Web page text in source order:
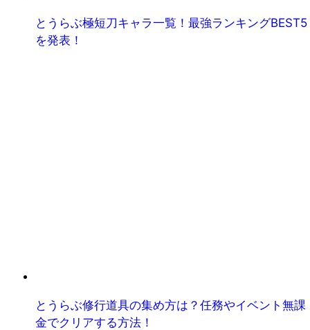
とうらぶ極短刀キャラ一覧！最強ランキングBEST5
を発表！
とうらぶ修行道具の集め方は？任務やイベント無課
金でクリアする方法！